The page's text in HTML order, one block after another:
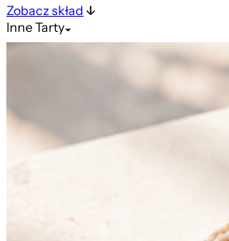
Zobacz skład
InneTarty